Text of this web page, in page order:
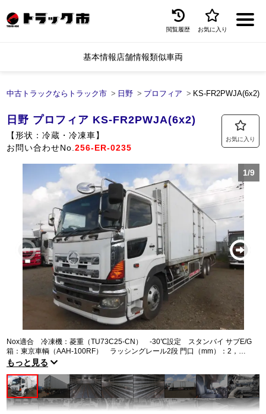
トラック買取
トラック市とは
加盟店一覧
お問い合わせ
お気に入り
閲覧履歴
保存した検索条件
トラック市FC会員専用ページはこちら
ログイン
閲覧履歴 お気に入り
基本情報店舗情報類似車両
中古トラックならトラック市 日野 プロフィア KS-
お気に入り
日野 プロフィア KS-FR2PWJA(6x2)
【形状：冷蔵・冷凍車】
お問い合わせNo.256-ER-0235
1/9
Nox適合 冷凍機：菱重（TU73C25-CN） -30℃設定 スタンバイ サブE/G
箱：東京車輌（AAH-100RF） ラッシングレール2段 門口（mm）：2，
280×1，850 床キーストン R扉凹み 左ドア傷
もっと見る